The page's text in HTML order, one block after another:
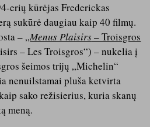
erių kūrėjas Frederickas
sukūrė daugiau kaip 40 filmų.
– „Menus Plaisirs– Troisgros
– Les Troisgros“) – nukelia į
šeimos trijų „Michelin“
nenuilstamai pluša ketvirta
sako režisierius, kuria skanų
meną.